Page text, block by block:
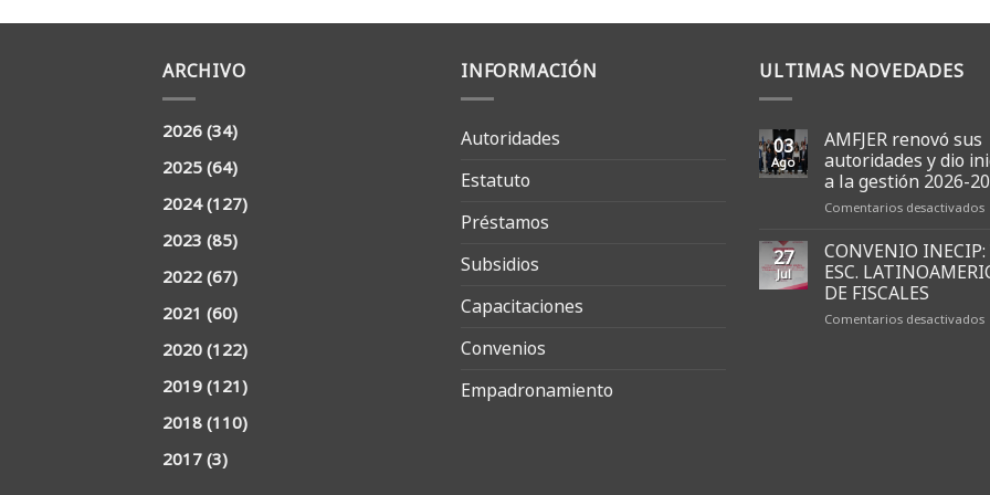
ARCHIVO
2026(34)
2025(64)
2024(127)
2023(85)
2022(67)
2021 (60)
2020(122)
2019(121)
2018(110)
2017(3)
INFORMACIÓN
Autoridades
Estatuto
Préstamos
Subsidios
Capacitaciones
Convenios
Empadronamiento
ULTIMAS NOVEDADES
03
Ago
AMFJER renovó sus
autoridades y dio
a la gestión 2026-
Comentarios desactivadosen
27
Jul
CONVENIO
ESC.
DE FISCALES
Comentarios desactivadosen